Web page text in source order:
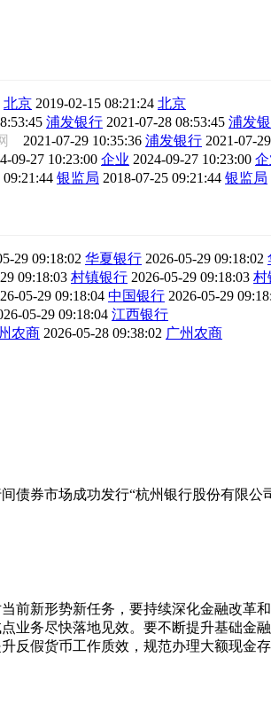
北京 2019-02-15 08:21:24 北京
浦发银行 2021-07-28 08:53:45 浦发
2021-07-29 10:35:36 浦发银行 2021-07-
09-27 10:23:00 企业 2024-09-27 10:23:00
09:21:44 银监局 2018-07-25 09:21:44 银监局
29 09:18:02 华夏银行 2026-05-29 09:18:02
09:18:03 村镇银行 2026-05-29 09:18:03 村
05-29 09:18:04 中国银行 2026-05-29
05-29 09:18:04 江西银行
农商 2026-05-28 09:38:02 广州农商
券市场成功发行“杭州银行股份有限公
前新形势新任务，要持续深化金融改革
业务尽快落地见效。要不断提升基础金
反假货币工作质效，规范办理大额现金